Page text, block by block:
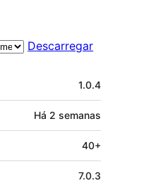
Descarregar
1.0.4
Há 2 semanas
40+
7.0.3